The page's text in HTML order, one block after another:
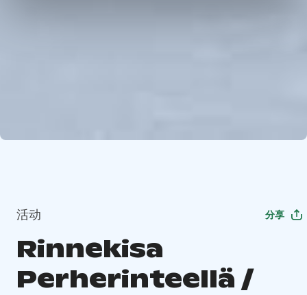
活动 分享
Rinnekisa
Perherinteellä /